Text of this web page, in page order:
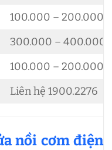
100.000 – 200.000đ
300.000 – 400.000đ
100.000 – 200.000đ
Liên hệ 1900.2276
nồi cơm điện